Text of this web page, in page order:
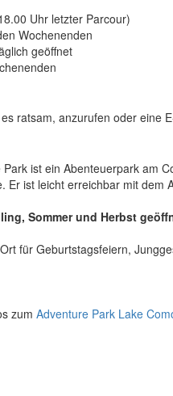
Uhr letzter Parcour)
Wochenenden
geöffnet
ratsam, anzurufen oder eine
ist ein Abenteuerpark am
Er ist leicht erreichbar mit dem
Sommer und Herbst
für Geburtstagsfeiern,
zum Adventure Park Lake